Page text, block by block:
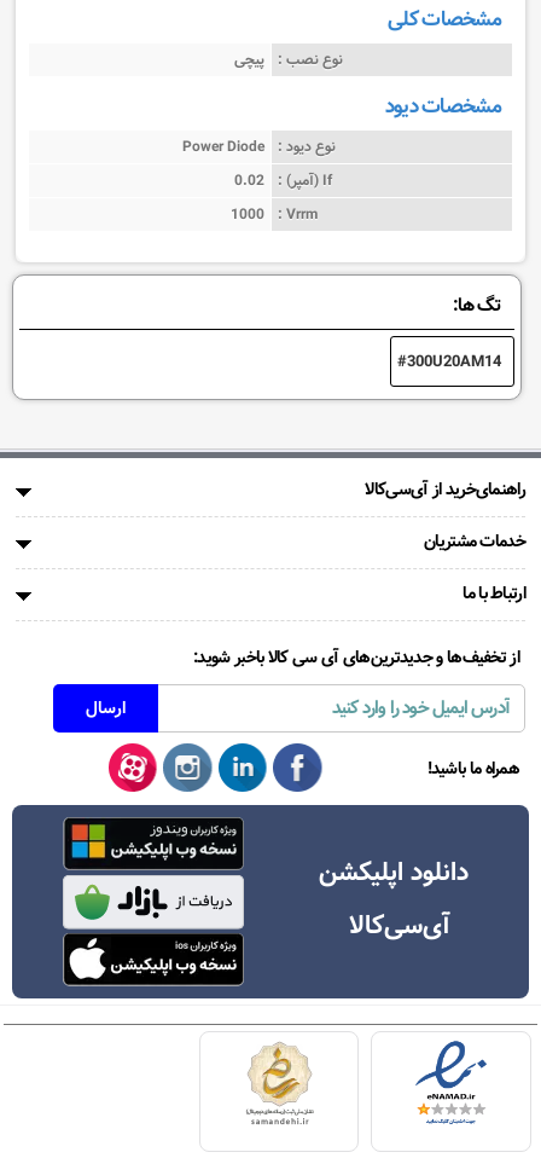
مشخصات کلی
نوع نصب : پیچی
مشخصات دیود
نوع دیود : Power Diode
If (آمپر) :
0.02
Vrrm :
1000
تگ ها:
300U20AM14
راهنمای‌خرید از آی‌سی‌کالا
خدمات مشتریان
ارتباط با ما
از تخفیف‌ها و جدیدترین‌های آی سی کالا باخبر شوید:
همراه ما باشید!
دانلود اپلیکشن
آی‌سی‌کالا